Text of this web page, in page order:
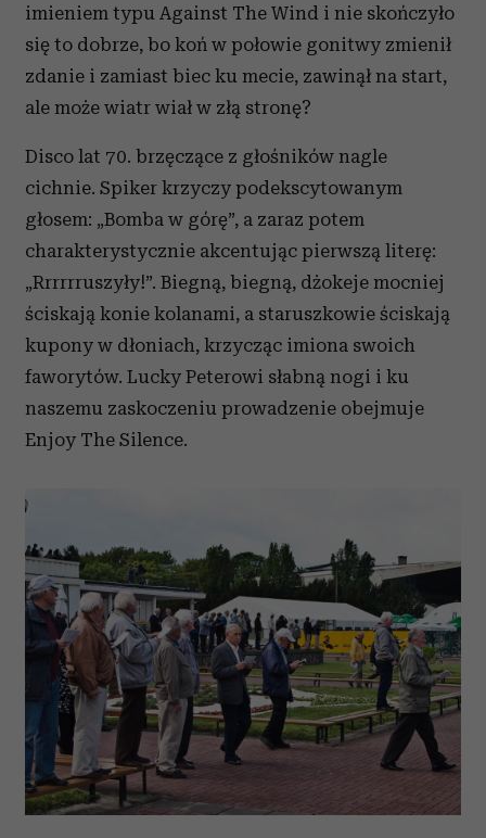
imieniem typu Against The Wind i nie skończyło
się to dobrze, bo koń w połowie gonitwy zmienił
zdanie i zamiast biec ku mecie, zawinął na start,
ale może wiatr wiał w złą stronę?
Disco lat 70. brzęczące z głośników nagle
cichnie. Spiker krzyczy podekscytowanym
głosem: „Bomba w górę”, a zaraz potem
charakterystycznie akcentując pierwszą literę:
„Rrrrrruszyły!”. Biegną, biegną, dżokeje mocniej
ściskają konie kolanami, a staruszkowie ściskają
kupony w dłoniach, krzycząc imiona swoich
faworytów. Lucky Peterowi słabną nogi i ku
naszemu zaskoczeniu prowadzenie obejmuje
Enjoy The Silence.